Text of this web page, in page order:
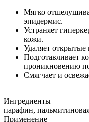
Мягко
эпидермис.
Устраняет
кожи.
Удаляет открытые
Подготавливает
проникновению
Смягчает и
Ингредиенты
парафин,
Применение